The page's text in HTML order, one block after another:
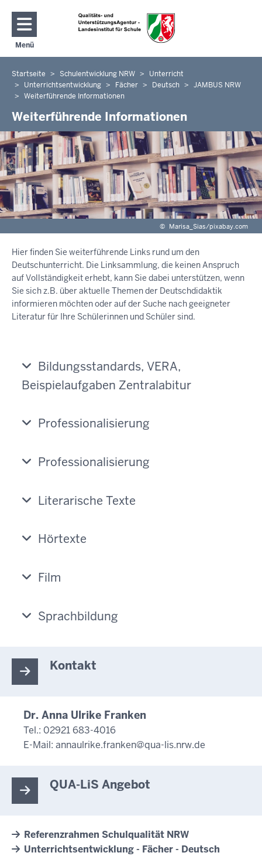
Direkt zum Inhalt
Menü
Navigation aktivieren/deaktivieren: Hauptmenü
Sie
befinden
hier
Startseite Schulentwicklung NRW
Unterricht
Unterrichtsentwicklung
Fächer Deutsch
JAMBUS NRW
Weiterführende Informationen
Weiterführende Informationen
© Marisa_Sias/pixabay.com
Hier finden Sie weiterführende Links rund um den
Deutschunterricht. Die Linksammlung, die keinen Anspruch
auf Vollständigkeit erhebt, kann Sie dabei unterstützen, wenn
Sie sich z.B. über aktuelle Themen der Deutschdidaktik
informieren möchten oder auf der Suche nach geeigneter
Literatur für Ihre Schülerinnen und Schüler sind.
Bildungsstandards, VERA,
Beispielaufgaben Zentralabitur
Professionalisierung
Professionalisierung
Literarische Texte
Hörtexte
Film
Sprachbildung
Kontakt
Dr. Anna Ulrike Franken
Tel.: 02921 683-4016
E-Mail: annaulrike.franken@qua-lis.nrw.de
QUA-LiS Angebot
Referenzrahmen Schulqualität NRW
Unterrichtsentwicklung - Fächer - Deutsch